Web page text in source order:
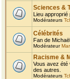
Sciences &
Lieu
Modérateurs
Célébrités
Fan de
Modérateur
Racisme &
Vous avez été
des autres.
Modérateurs